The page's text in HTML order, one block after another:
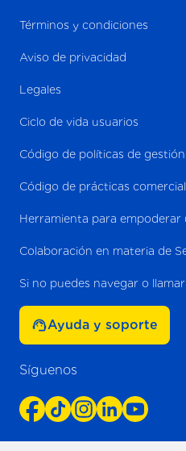
Términos y condiciones
Aviso de privacidad
Legales
Ciclo de vida usuarios
Código de políticas de
Código de prácticas
Herramienta para empoderar
Colaboración en materia de
Si no puedes navegar o
Ayuda y soporte
Síguenos
Facebook
TiktokInstagram
LinkedIn
YouTube